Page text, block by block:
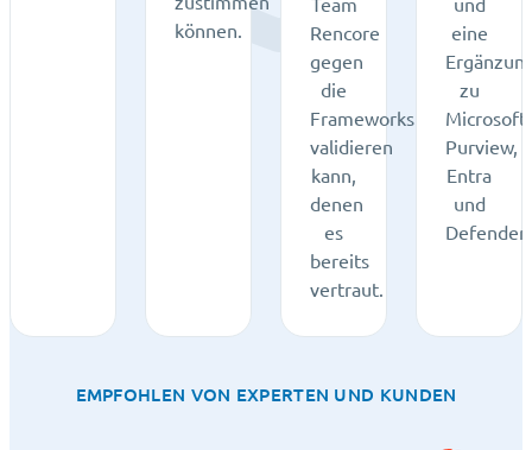
können.
Rencore
gegen
die
Frameworks
validieren
kann,
denen
es
bereits
vertraut.
eine
zu
Microsoft
Purview,
Entra
und
Defender.
EMPFOHLEN VON EXPERTEN UND KUNDEN